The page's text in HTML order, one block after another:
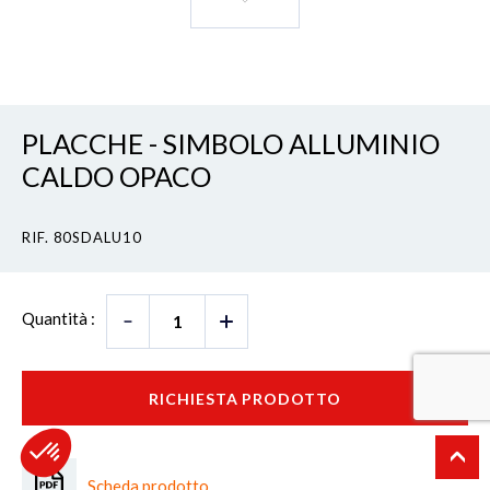
PLACCHE - SIMBOLO ALLUMINIO
CALDO OPACO
RIF. 80SDALU10
Quantità :
RICHIESTA PRODOTTO
Scheda prodotto